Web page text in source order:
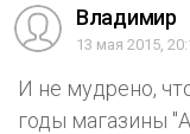
Владимир
13 мая 2015,
И не мудрено,
годы магазины